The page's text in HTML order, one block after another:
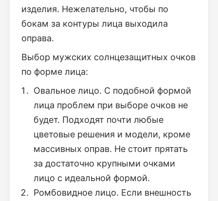
изделия. Нежелательно, чтобы по
бокам за контуры лица выходила
оправа.
Выбор мужских солнцезащитных очков
по форме лица:
Овальное лицо. С подобной формой
лица проблем при выборе очков не
будет. Подходят почти любые
цветовые решения и модели, кроме
массивных оправ. Не стоит прятать
за достаточно крупными очками
лицо с идеальной формой.
Ромбовидное лицо. Если внешность